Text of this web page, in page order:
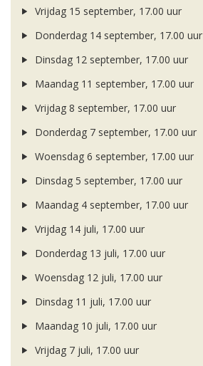
Vrijdag 15 september, 17.00 uur
Donderdag 14 september, 17.00 uur
Dinsdag 12 september, 17.00 uur
Maandag 11 september, 17.00 uur
Vrijdag 8 september, 17.00 uur
Donderdag 7 september, 17.00 uur
Woensdag 6 september, 17.00 uur
Dinsdag 5 september, 17.00 uur
Maandag 4 september, 17.00 uur
Vrijdag 14 juli, 17.00 uur
Donderdag 13 juli, 17.00 uur
Woensdag 12 juli, 17.00 uur
Dinsdag 11 juli, 17.00 uur
Maandag 10 juli, 17.00 uur
Vrijdag 7 juli, 17.00 uur